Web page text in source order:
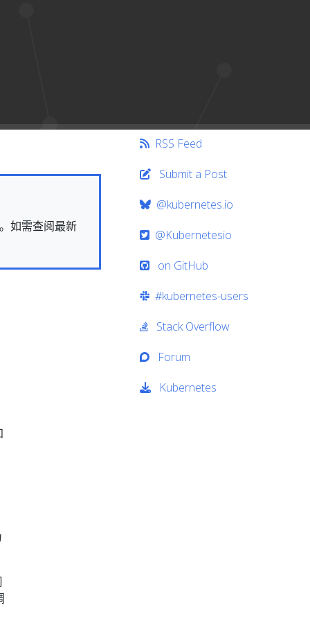
如需查阅最新
RSS Feed
Submit a Post
@kubernetes.io
@Kubernetesio
on GitHub
#kubernetes-users
Stack Overflow
Forum
Kubernetes